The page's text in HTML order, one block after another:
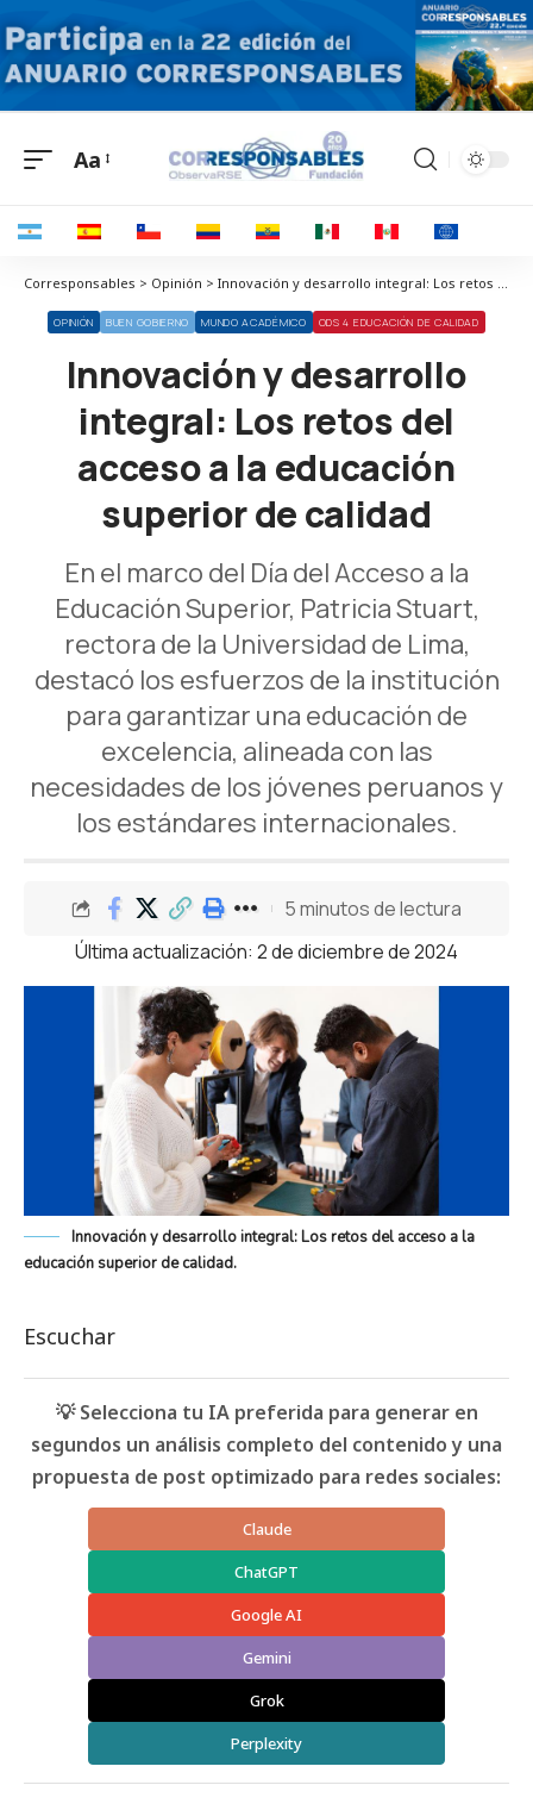
Aa
Corresponsables > Opinión > Innovación y desarrollo integral: Los retos del acceso a la educación superior de calidad
OPINIÓN BUEN GOBIERNO MUNDO ACADÉMICO ODS 4 EDUCACIÓN DE CALIDAD
Innovación y desarrollo
integral: Los retos del
acceso a la educación
superior de calidad
En el marco del Día del Acceso a la
Educación Superior, Patricia Stuart,
rectora de la Universidad de Lima,
destacó los esfuerzos de la institución
para garantizar una educación de
excelencia, alineada con las
necesidades de los jóvenes peruanos y
los estándares internacionales.
Última actualización: 2 de diciembre de 2024
5 minutos de lectura
Innovación y desarrollo integral: Los retos del acceso a la
educación superior de calidad.
Escuchar
💡 Selecciona tu IA preferida para generar en
segundos un análisis completo del contenido y una
propuesta de post optimizado para redes sociales:
Claude
ChatGPT
Google AI
Gemini
Grok
Perplexity